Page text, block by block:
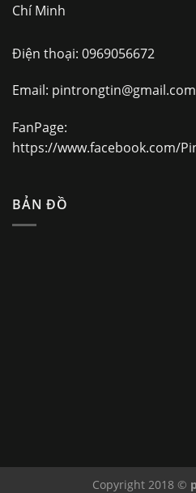
Chí Minh
Điện thoại: 0969056672
Email: pintrongtin@gmail.com
FanPage:
https://www.facebook.com/
BẢN ĐỒ
Copyright 2018 ©